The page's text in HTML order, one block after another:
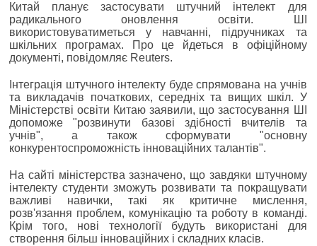
Китай планує застосувати штучний інтелект для
радикального оновлення освіти. ШІ
використовуватиметься у навчанні, підручниках та
шкільних програмах. Про це йдеться в офіційному
документі, повідомляє Reuters.
Інтеграція штучного інтелекту буде спрямована на учнів
та викладачів початкових, середніх та вищих шкіл. У
Міністерстві освіти Китаю заявили, що застосування ШІ
допоможе "розвинути базові здібності вчителів та
учнів", а також сформувати "основну
конкурентоспроможність інноваційних талантів".
На сайті міністерства зазначено, що завдяки штучному
інтелекту студенти зможуть розвивати та покращувати
важливі навички, такі як критичне мислення,
розв'язання проблем, комунікацію та роботу в команді.
Крім того, нові технології будуть використані для
створення більш інноваційних і складних класів.